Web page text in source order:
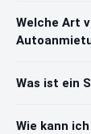
Welche Art
Was ist ein
Wie kann